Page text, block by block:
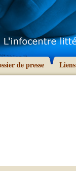
de presse Liens